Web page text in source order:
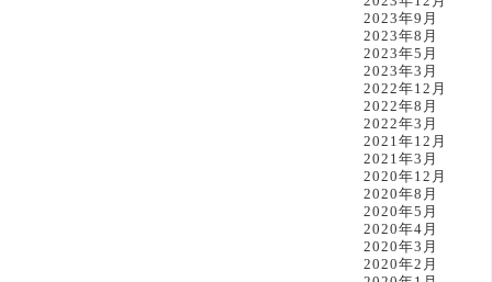
2023年9月
2023年8月
2023年5月
2023年3月
2022年12月
2022年8月
2022年3月
2021年12月
2021年3月
2020年12月
2020年8月
2020年5月
2020年4月
2020年3月
2020年2月